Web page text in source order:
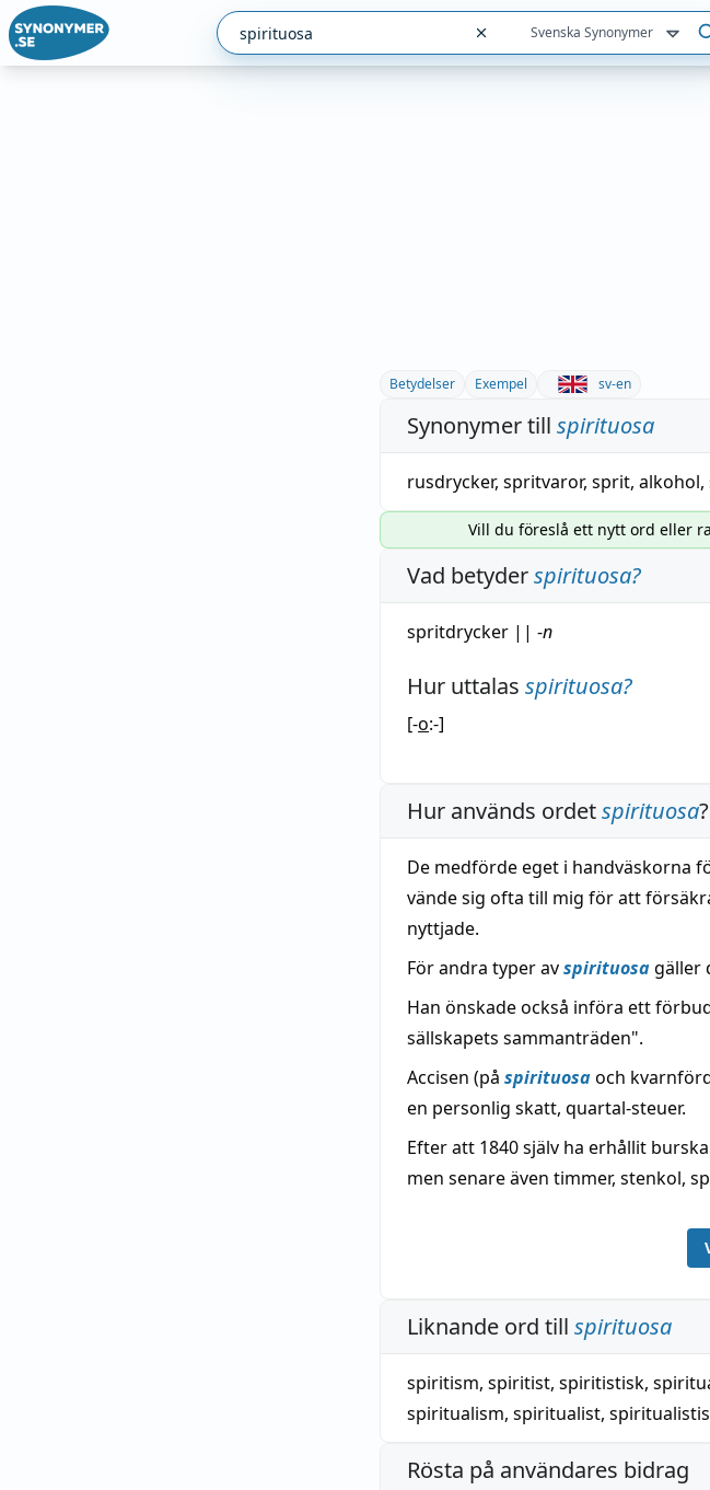
Svenska Synonymer
Betydelser Exempel sv-en
Synonymer till spirituosa
rusdrycker, spritvaror, sprit, alkohol,
Vill du föreslå ett nytt ord eller
Vad betyderspirituosa?
spritdrycker || -n
Hur uttalas spirituosa?
[-o:-]
Hur används ordetspirituosa?
De medförde eget i handväskorna
vände sig ofta till mig för att
nyttjade.
För andra typer avspirituosagäller
Han önskade också införa ett
sällskapets sammanträden".
Accisen (på spirituosaoch
en personlig skatt, quartal-steuer.
Efter att 1840 själv ha erhållit
men senare även timmer, stenkol,
Liknande ord till spirituosa
spiritism, spiritist, spiritistisk,
spiritualism, spiritualist,
Rösta på användares bidrag